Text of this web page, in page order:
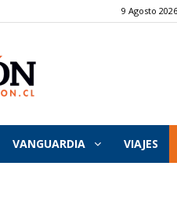
9 Agosto
VANGUARDIA VIAJES